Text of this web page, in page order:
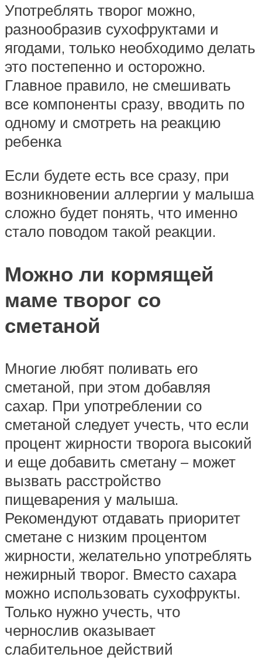
Употреблять творог можно,
разнообразив сухофруктами и
ягодами, только необходимо делать
это постепенно и осторожно.
Главное правило, не смешивать
все компоненты сразу, вводить по
одному и смотреть на реакцию
ребенка
Если будете есть все сразу, при
возникновении аллергии у малыша
сложно будет понять, что именно
стало поводом такой реакции.
Можно ли кормящей
маме творог со
сметаной
Многие любят поливать его
сметаной, при этом добавляя
сахар. При употреблении со
сметаной следует учесть, что если
процент жирности творога высокий
и еще добавить сметану – может
вызвать расстройство
пищеварения у малыша.
Рекомендуют отдавать приоритет
сметане с низким процентом
жирности, желательно употреблять
нежирный творог. Вместо сахара
можно использовать сухофрукты.
Только нужно учесть, что
чернослив оказывает
слабительное действий